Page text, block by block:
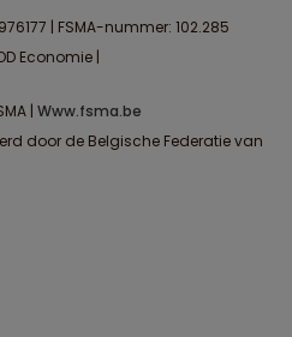
| FSMA-nummer: 102.285
Economie |
|
www.fsma.be
door de Belgische Federatie van